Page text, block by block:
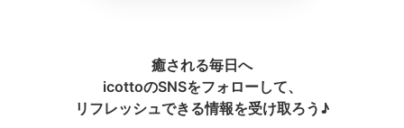
夜は露天風呂に入りながらお酒を嗜みました。宿からお夜食でおに
ぎりを作っていただいたので、つまみながらお風呂を堪能しまし
癒される毎日へ
icottoのSNSをフォローして、
リフレッシュできる情報を受け取ろう♪